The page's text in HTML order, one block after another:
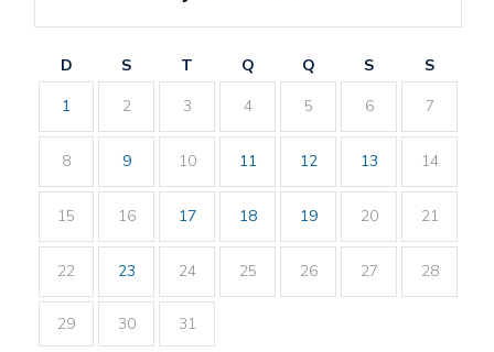
D S T Q Q S
S
1
2 3 4 5 6 7
8 9 10 11 12 13 14
15 16 17 18 19 20 21
22 23 24 25 26 27 28
29 30 31